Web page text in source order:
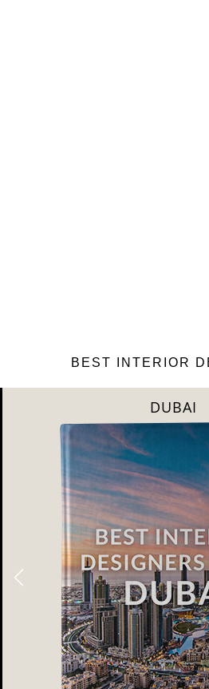
BEST INTERIOR
RIYAHD